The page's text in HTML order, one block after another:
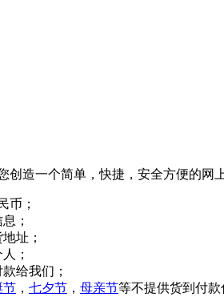
创造一个简单，快捷，安全方便的网
币；
；
址；
；
给我们；
节 ， 七夕节 ， 母亲节等不提供货到付款